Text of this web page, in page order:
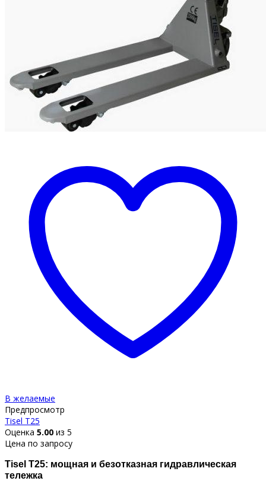
В желаемые
Предпросмотр
Tisel T25
Оценка 5.00 из 5
Цена по запросу
Tisel T25: мощная и безотказная гидравлическая
тележка